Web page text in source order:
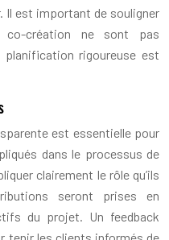
Il est important de souligner
création ne sont pas
planification rigoureuse est
est essentielle pour
dans le processus de
clairement le rôle qu’ils
seront prises en
du projet. Un feedback
tenir les clients informés de